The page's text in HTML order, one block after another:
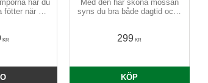
har du
fötter när du
KR
Med den här sköna mössan
syns du bra både dagtid och i
över öronen
299 KR
KÖP